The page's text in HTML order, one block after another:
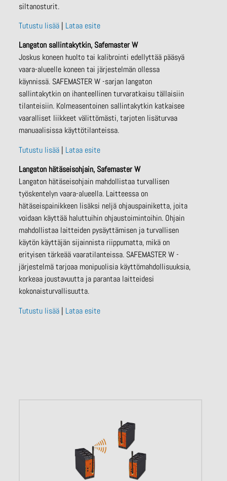
siltanosturit.
Tutustu lisää | Lataa esite
Langaton sallintakytkin, Safemaster W
Joskus koneen huolto tai kalibrointi edellyttää pääsyä
vaara-alueelle koneen tai järjestelmän ollessa
käynnissä. SAFEMASTER W -sarjan langaton
sallintakytkin on ihanteellinen turvaratkaisu tällaisiin
tilanteisiin. Kolmeasentoinen sallintakytkin katkaisee
vaaralliset liikkeet välittömästi, tarjoten lisäturvaa
manuaalisissa käyttötilanteissa.
Tutustu lisää | Lataa esite
Langaton hätäseisohjain, Safemaster W
Langaton hätäseisohjain mahdollistaa turvallisen
työskentelyn vaara-alueella. Laitteessa on
hätäseispainikkeen lisäksi neljä ohjauspainiketta, joita
voidaan käyttää haluttuihin ohjaustoimintoihin. Ohjain
mahdollistaa laitteiden pysäyttämisen ja turvallisen
käytön käyttäjän sijainnista riippumatta, mikä on
erityisen tärkeää vaaratilanteissa. SAFEMASTER W -
järjestelmä tarjoaa monipuolisia käyttömahdollisuuksia,
korkeaa joustavuutta ja parantaa laitteidesi
kokonaisturvallisuutta.
Tutustu lisää | Lataa esite